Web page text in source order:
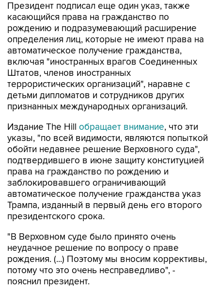
Президент подписал еще один указ, также
касающийся права на гражданство по
рождению и подразумевающий расширение
определения лиц, которые не имеют права на
автоматическое получение гражданства,
включая "иностранных врагов Соединенных
Штатов, членов иностранных
террористических организаций", наравне с
детьми дипломатов и сотрудников других
признанных международных организаций.
Издание The Hill обращает внимание, что эти
указы, "по всей видимости, являются попыткой
обойти недавнее решение Верховного суда",
подтвердившего в июне защиту конституцией
права на гражданство по рождению и
заблокировавшего ограничивающий
автоматическое получение гражданства указ
Трампа, изданный в первый день его второго
президентского срока.
"В Верховном суде было принято очень
неудачное решение по вопросу о праве
рождения. (...) Поэтому мы вносим коррективы,
потому что это очень несправедливо", -
пояснил президент.